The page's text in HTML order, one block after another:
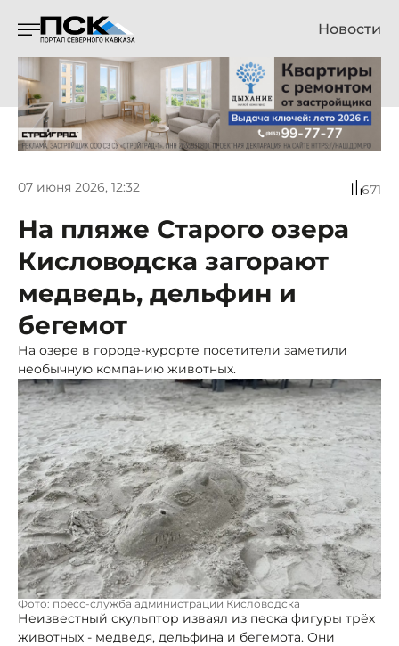
Новости
07 июня 2026, 12:32 671
На пляже Старого озера
Кисловодска загорают
медведь, дельфин и
бегемот
На озере в городе-курорте посетители заметили
необычную компанию животных.
Фото: пресс-служба администрации Кисловодска
Неизвестный скульптор изваял из песка фигуры трёх
животных - медведя, дельфина и бегемота. Они